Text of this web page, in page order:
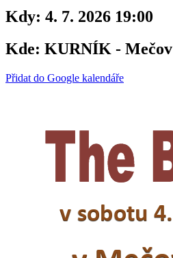
Kdy: 4. 7. 2026 19:00
Kde: KURNÍK - Mečov
Přidat do Google kalendáře